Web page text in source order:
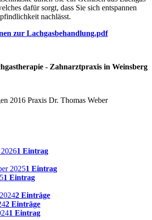
dafür sorgt, dass Sie sich entspannen
nachlässt.
zur Lachgasbehandlung.pdf
2016 Praxis Dr. Thomas Weber
1 Eintrag
20251 Eintrag
1 Eintrag
2 Einträge
2 Einträge
1 Eintrag